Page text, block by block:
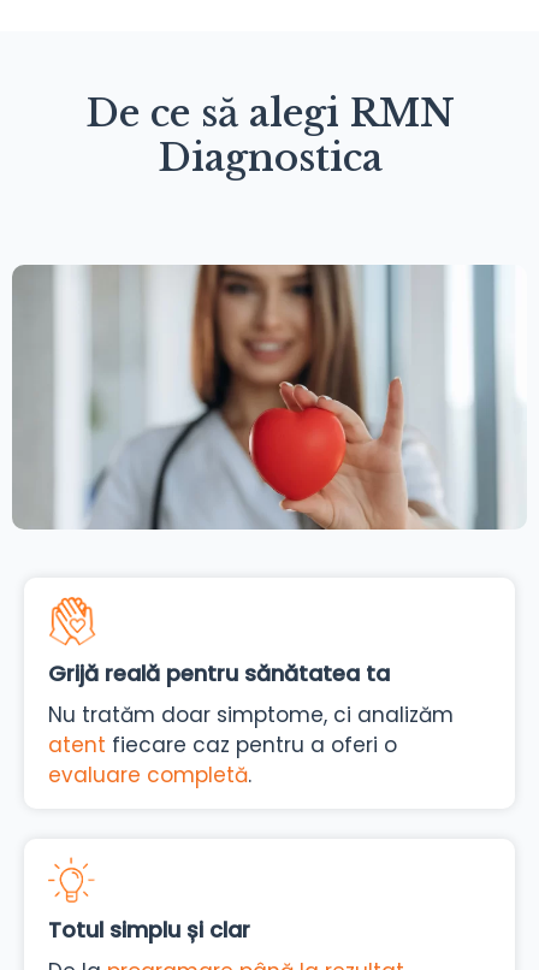
De ce să alegi RMN
Diagnostica
Grijă reală pentru sănătatea ta
Nu tratăm doar simptome, ci analizăm
atent fiecare caz pentru a oferi o
evaluare completă.
Totul simplu și clar